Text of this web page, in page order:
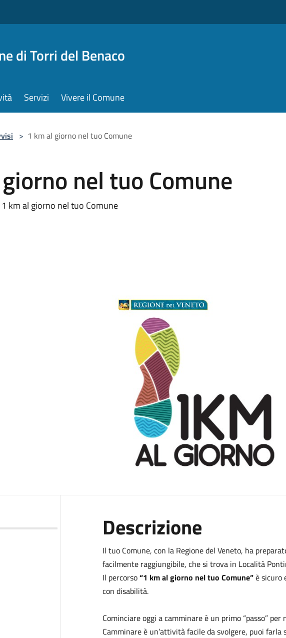
di Torri del Benaco
Servizi Vivere il Comune
> 1 km al giorno nel tuo Comune
nel tuo Comune
km al giorno nel tuo Comune
Descrizione
Il tuo Comune, con la Regione del Veneto, ha
facilmente raggiungibile, che si trova in Località
Il percorso“1 km al giorno nel tuo Comune”è sicuro
con disabilità.
Cominciare oggi a camminare è un primo “passo”
Camminare è un’attività facile da svolgere, puoi